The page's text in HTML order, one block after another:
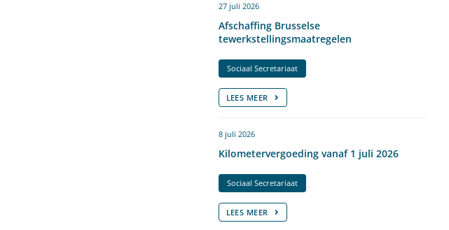
27 juli 2026
Afschaffing Brusselse
tewerkstellingsmaatregelen
Sociaal Secretariaat
LEES MEER
8 juli 2026
Kilometervergoeding vanaf 1 juli 2026
Sociaal Secretariaat
LEES MEER